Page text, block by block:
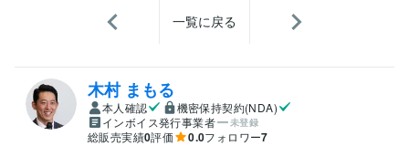
一覧に戻る
木村 まもる
本人確認
機密保持契約(NDA)
インボイス発行事業者
未登録
総販売実績0評価 0.0フォロワー7